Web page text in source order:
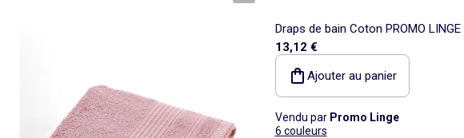
Draps de bain Coton PROMO LINGE
13,12 €
Ajouter au panier
Vendu par Promo Linge
6 couleurs